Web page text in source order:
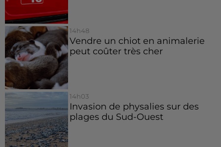
14h48
Vendre un chiot en animalerie
peut coûter très cher
14h03
Invasion de physalies sur des
plages du Sud-Ouest